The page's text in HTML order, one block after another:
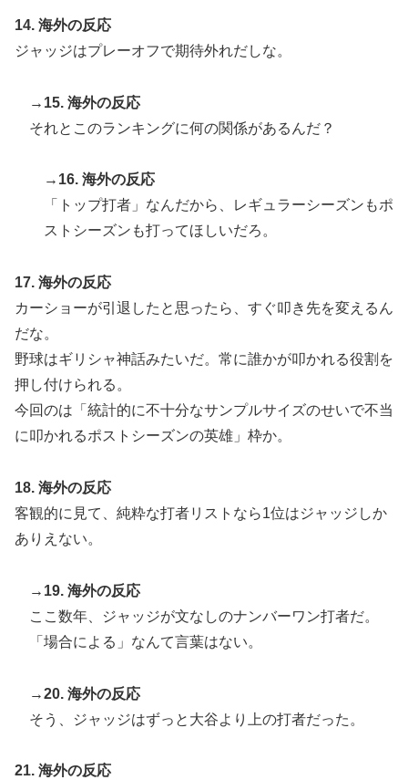
14. 海外の反応
ジャッジはプレーオフで期待外れだしな。
→15. 海外の反応
それとこのランキングに何の関係があるんだ？
→16. 海外の反応
「トップ打者」なんだから、レギュラーシーズンもポ
ストシーズンも打ってほしいだろ。
17. 海外の反応
カーショーが引退したと思ったら、すぐ叩き先を変えるん
だな。
野球はギリシャ神話みたいだ。常に誰かが叩かれる役割を
押し付けられる。
今回のは「統計的に不十分なサンプルサイズのせいで不当
に叩かれるポストシーズンの英雄」枠か。
18. 海外の反応
客観的に見て、純粋な打者リストなら1位はジャッジしか
ありえない。
→19. 海外の反応
ここ数年、ジャッジが文なしのナンバーワン打者だ。
「場合による」なんて言葉はない。
→20. 海外の反応
そう、ジャッジはずっと大谷より上の打者だった。
21. 海外の反応